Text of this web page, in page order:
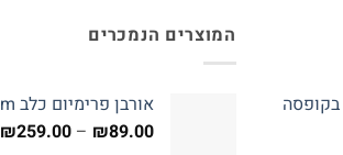
המוצרים הנמכרים
אורבן פרימיום כלב Urban Premium
₪89.00
–
₪259.00